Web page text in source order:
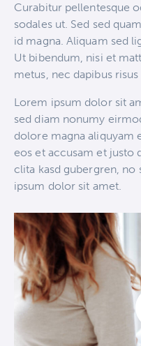
Curabitur pellentesque
sodales ut. Sed sed
id magna. Aliquam sed
Ut bibendum, nisi et
metus, nec dapibus
Lorem ipsum dolor sit
sed diam nonumy
dolore magna aliquyam
eos et accusam et justo
clita kasd gubergren, no
ipsum dolor sit amet.